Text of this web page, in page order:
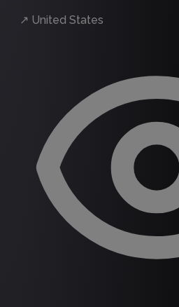
↗ United States